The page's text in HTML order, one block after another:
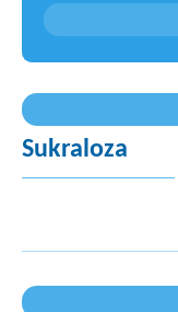
Sukraloza